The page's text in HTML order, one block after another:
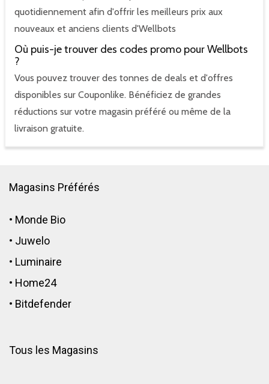
quotidiennement afin d'offrir les meilleurs prix aux
nouveaux et anciens clients d'Wellbots
Où puis-je trouver des codes promo pour Wellbots
?
Vous pouvez trouver des tonnes de deals et d'offres
disponibles sur Couponlike. Bénéficiez de grandes
réductions sur votre magasin préféré ou même de la
livraison gratuite.
Magasins Préférés
• Monde Bio
• Juwelo
• Luminaire
• Home24
• Bitdefender
Tous les Magasins